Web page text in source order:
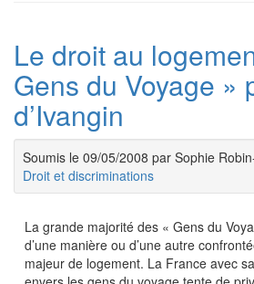
Le droit au
Gens du Voyage »
d’Ivangin
Soumis le 09/05/2008 par Sophie
Droit et discriminations
La grande majorité des « Gens du
d’une manière ou d’une autre
majeur de logement. La France avec